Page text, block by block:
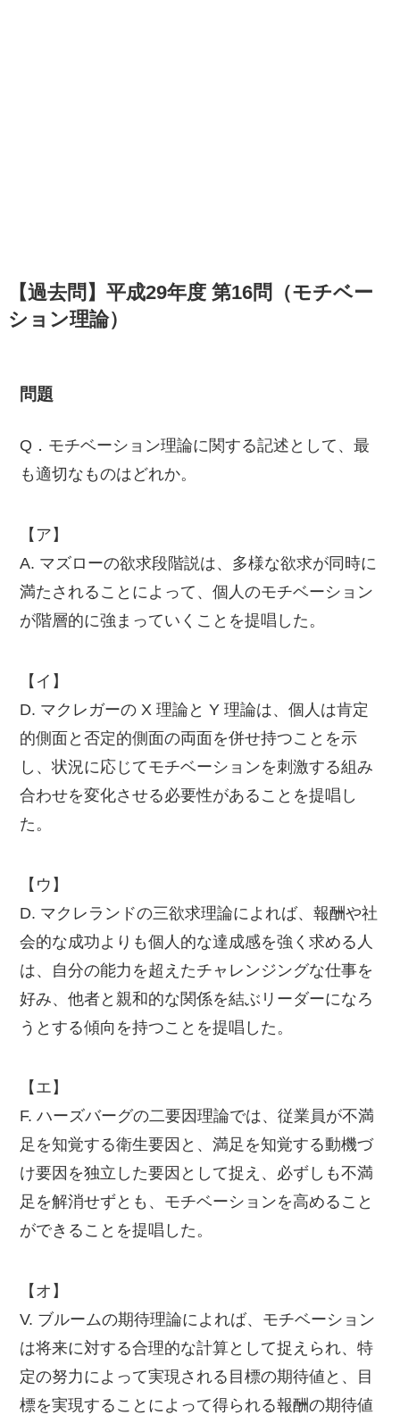
【過去問】平成29年度 第16問（モチベー
ション理論）
問題
Q．モチベーション理論に関する記述として、最
も適切なものはどれか。
【ア】
A. マズローの欲求段階説は、多様な欲求が同時に
満たされることによって、個人のモチベーション
が階層的に強まっていくことを提唱した。
【イ】
D. マクレガーの X 理論と Y 理論は、個人は肯定
的側面と否定的側面の両面を併せ持つことを示
し、状況に応じてモチベーションを刺激する組み
合わせを変化させる必要性があることを提唱し
た。
【ウ】
D. マクレランドの三欲求理論によれば、報酬や社
会的な成功よりも個人的な達成感を強く求める人
は、自分の能力を超えたチャレンジングな仕事を
好み、他者と親和的な関係を結ぶリーダーになろ
うとする傾向を持つことを提唱した。
【エ】
F. ハーズバーグの二要因理論では、従業員が不満
足を知覚する衛生要因と、満足を知覚する動機づ
け要因を独立した要因として捉え、必ずしも不満
足を解消せずとも、モチベーションを高めること
ができることを提唱した。
【オ】
V. ブルームの期待理論によれば、モチベーション
は将来に対する合理的な計算として捉えられ、特
定の努力によって実現される目標の期待値と、目
標を実現することによって得られる報酬の期待値